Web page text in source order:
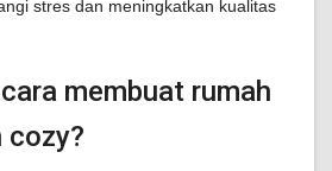
stres dan meningkatkan kualitas
membuat rumah
cozy?